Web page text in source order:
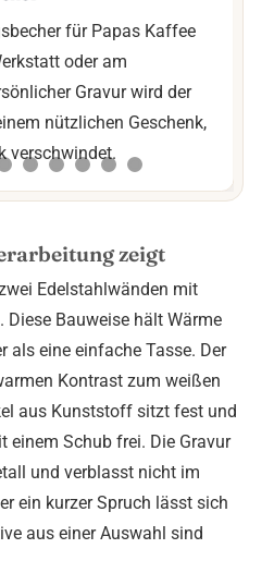
oder Homeoffice:
Familiennamen sichtbar
Gravur macht ihn zu einem
Zuhause, Einzug,
zeigt
Edelstahlwänden mit
Bauweise hält Wärme
als eine einfache Tasse. Der
Kontrast zum weißen
aus Kunststoff sitzt fest und
Schub frei. Die Gravur
und verblasst nicht im
ein kurzer Spruch lässt sich
aus einer Auswahl sind